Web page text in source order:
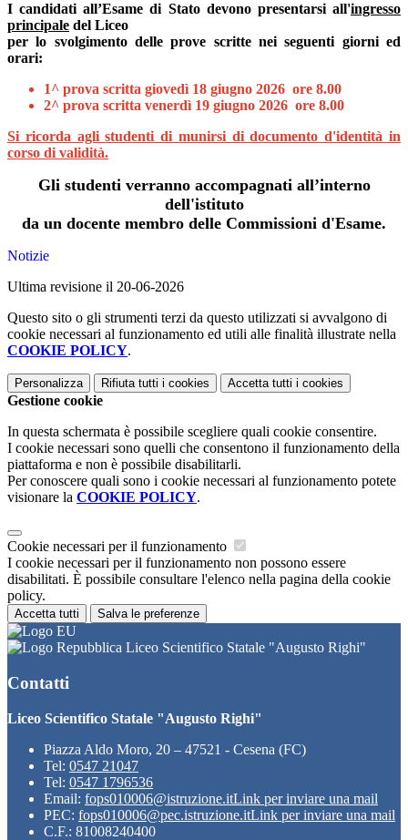
I candidati all’Esame di Stato devono presentarsi all'ingresso
principale del Liceo
per lo svolgimento delle prove scritte nei seguenti giorni ed
orari:
1^ prova scritta giovedì 18 giugno 2026 ore 8.00
2^ prova scritta venerdì 19 giugno 2026 ore 8.00
Si ricorda agli studenti di munirsi di documento d'identità in
corso di validità.
Gli studenti verranno accompagnati all’interno
dell'istituto
da un docente membro delle Commissioni d'Esame.
Notizie
Ultima revisione il 20-06-2026
Questo sito o gli strumenti terzi da questo utilizzati si avvalgono di
cookie necessari al funzionamento ed utili alle finalità illustrate nella
COOKIE POLICY.
Personalizza Rifiuta tutti i cookies Accetta tutti i cookies
Gestione cookie
In questa schermata è possibile scegliere quali cookie consentire.
I cookie necessari sono quelli che consentono il funzionamento della
piattaforma e non è possibile disabilitarli.
Per conoscere quali sono i cookie necessari al funzionamento potete
visionare la COOKIE POLICY.
Cookie necessari per il funzionamento
I cookie necessari per il funzionamento non possono essere
disabilitati. È possibile consultare l'elenco nella pagina della cookie
policy.
Accetta tutti Salva le preferenze
Liceo Scientifico Statale "Augusto Righi"
Contatti
Liceo Scientifico Statale "Augusto Righi"
Piazza Aldo Moro, 20 – 47521 - Cesena (FC)
Tel: 0547 21047
Tel: 0547 1796536
Email: fops010006@istruzione.itLink per inviare una mail
PEC: fops010006@pec.istruzione.itLink per inviare una mail
C.F.: 81008240400